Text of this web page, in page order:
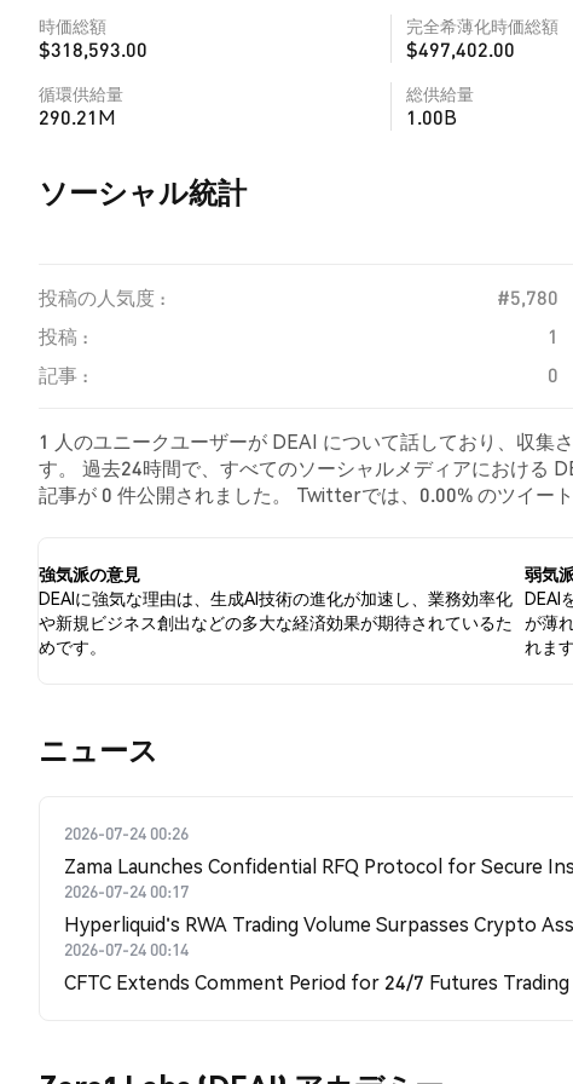
時価総額
$318,593.00
完全希薄化時価総額
$497,402.00
循環供給量
290.21M
総供給量
1.00B
ソーシャル統計
投稿の人気度 : #5,780
投稿 :
1
記事 :
0
1 人のユニークユーザーが DEAI について話しており、収集
す。 過去24時間で、すべてのソーシャルメディアにおける
記事が 0 件公開されました。 Twitterでは、0.00% のツイー
強気派の意見
DEAIに強気な理由は、生成AI技術の進化が加速し、業務効率化
や新規ビジネス創出などの多大な経済効果が期待されているた
めです。
弱気
DEAI
が薄
れます
​​ニュース​​
2026-07-24 00:26
Zama Launches Confidential RFQ Protocol for Secure
2026-07-24 00:17
Hyperliquid's RWA Trading Volume Surpasses Crypto
2026-07-24 00:14
CFTC Extends Comment Period for 24/7 Futures